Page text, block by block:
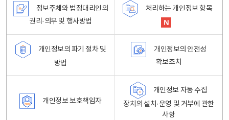
정보주체와 법정대리인의
권리·의무 및 행사방법
처리하는 개인정보 항목
개인정보의 파기 절차 및
방법
개인정보의 안전성
확보조치
개인정보 보호책임자
개인정보 자동 수집
장치의 설치·운영 및 거부에 관한
사항